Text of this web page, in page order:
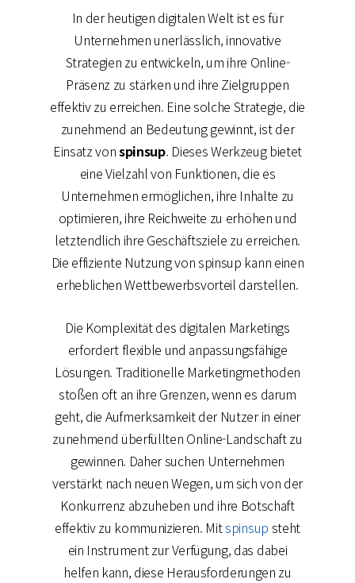
In der heutigen digitalen Welt ist es für
Unternehmen unerlässlich, innovative
Strategien zu entwickeln, um ihre Online-
Präsenz zu stärken und ihre Zielgruppen
effektiv zu erreichen. Eine solche Strategie, die
zunehmend an Bedeutung gewinnt, ist der
Einsatz vonspinsup. Dieses Werkzeug bietet
eine Vielzahl von Funktionen, die es
Unternehmen ermöglichen, ihre Inhalte zu
optimieren, ihre Reichweite zu erhöhen und
letztendlich ihre Geschäftsziele zu erreichen.
Die effiziente Nutzung von spinsup kann einen
erheblichen Wettbewerbsvorteil darstellen.
Die Komplexität des digitalen Marketings
erfordert flexible und anpassungsfähige
Lösungen. Traditionelle Marketingmethoden
stoßen oft an ihre Grenzen, wenn es darum
geht, die Aufmerksamkeit der Nutzer in einer
zunehmend überfüllten Online-Landschaft zu
gewinnen. Daher suchen Unternehmen
verstärkt nach neuen Wegen, um sich von der
Konkurrenz abzuheben und ihre Botschaft
effektiv zu kommunizieren. Mitspinsup steht
ein Instrument zur Verfügung, das dabei
helfen kann, diese Herausforderungen zu